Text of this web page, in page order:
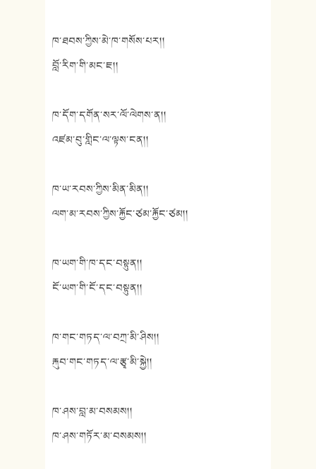
ཁ་ཐབས་ཀྱིས་མེ་ཁ་གསོས་པར།།
བློ་རིག་གི་མང་ཇ།།
ཁ་དོག་དགོན་སར་ལོ་ལེགས་ན།།
འཛམ་བུ་གླིང་ལ་ལྟས་ངན།།
ཁ་ཡ་རབས་ཀྱིས་མིན་མིན།།
ལག་མ་རབས་ཀྱིས་རྐྱོང་ཙམ་རྐྱོང་ཙམ།།
ཁ་ཡག་གི་ཁ་དང་བསྟུན།།
ངོ་ཡག་གི་ངོ་དང་བསྟུན།།
ཁ་གང་གཏད་ལ་བཀྲ་མི་ཤིས།།
རྐུབ་གང་གཏད་ལ་རྩྭ་མི་སྐྱེ།།
ཁ་ཤས་བླ་མ་བསམས།།
ཁ་ཤས་གཏོར་མ་བསམས།།